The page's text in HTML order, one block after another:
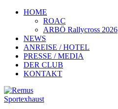
HOME
ROAC
ARBÖ Rallycross 2026
NEWS
ANREISE / HOTEL
PRESSE / MEDIA
DER CLUB
KONTAKT